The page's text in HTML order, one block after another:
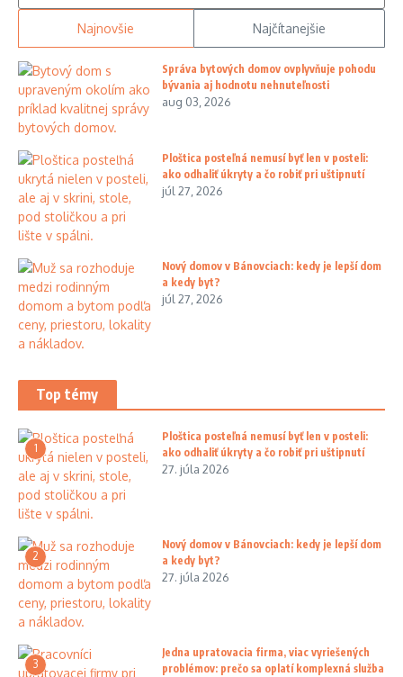
Najnovšie Najčítanejšie
Správa bytových domov ovplyvňuje pohodu
bývania aj hodnotu nehnuteľnosti
aug 03, 2026
Ploštica posteľná nemusí byť len v posteli:
ako odhaliť úkryty a čo robiť pri uštipnutí
júl 27, 2026
Nový domov v Bánovciach: kedy je lepší dom
a kedy byt?
júl 27, 2026
Top témy
1
Ploštica posteľná nemusí byť len v posteli:
ako odhaliť úkryty a čo robiť pri uštipnutí
27. júla 2026
2
Nový domov v Bánovciach: kedy je lepší dom
a kedy byt?
27. júla 2026
3
Jedna upratovacia firma, viac vyriešených
problémov: prečo sa oplatí komplexná služba